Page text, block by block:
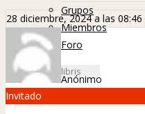
Grupos
Miembros
Foro
28 diciembre, 2024 a las 08:46
Anónimo
Invitado